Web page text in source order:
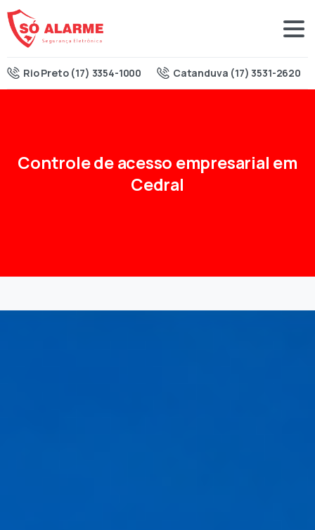
Rio Preto (17) 3354-1000 Catanduva (17) 3531-2620
Controledeacesso empresarial em
Cedral